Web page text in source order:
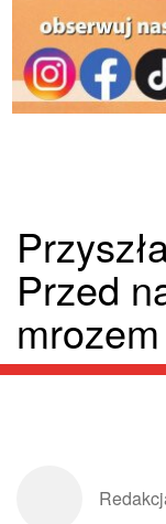
Przed
mrozem